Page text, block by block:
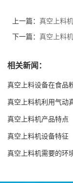
上一篇： 真空上料
下一篇： 真空上料
相关新闻：
真空上料设备在食品
真空上料机利用气动
真空上料机产品特点
真空上料机设备特征
真空上料机需要的环